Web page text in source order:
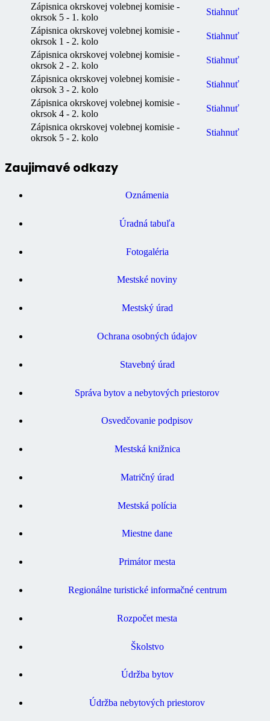
Zápisnica okrskovej volebnej komisie -
okrsok 5 - 1. kolo
Stiahnuť
Zápisnica okrskovej volebnej komisie -
okrsok 1 - 2. kolo
Stiahnuť
Zápisnica okrskovej volebnej komisie -
okrsok 2 - 2. kolo
Stiahnuť
Zápisnica okrskovej volebnej komisie -
okrsok 3 - 2. kolo
Stiahnuť
Zápisnica okrskovej volebnej komisie -
okrsok 4 - 2. kolo
Stiahnuť
Zápisnica okrskovej volebnej komisie -
okrsok 5 - 2. kolo
Stiahnuť
Zaujimavé odkazy
Oznámenia
Úradná tabuľa
Fotogaléria
Mestské noviny
Mestský úrad
Ochrana osobných údajov
Stavebný úrad
Správa bytov a nebytových priestorov
Osvedčovanie podpisov
Mestská knižnica
Matričný úrad
Mestská polícia
Miestne dane
Primátor mesta
Regionálne turistické informačné centrum
Rozpočet mesta
Školstvo
Údržba bytov
Údržba nebytových priestorov